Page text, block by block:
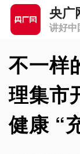
央广
讲好中
不一样
理集市
健康 “